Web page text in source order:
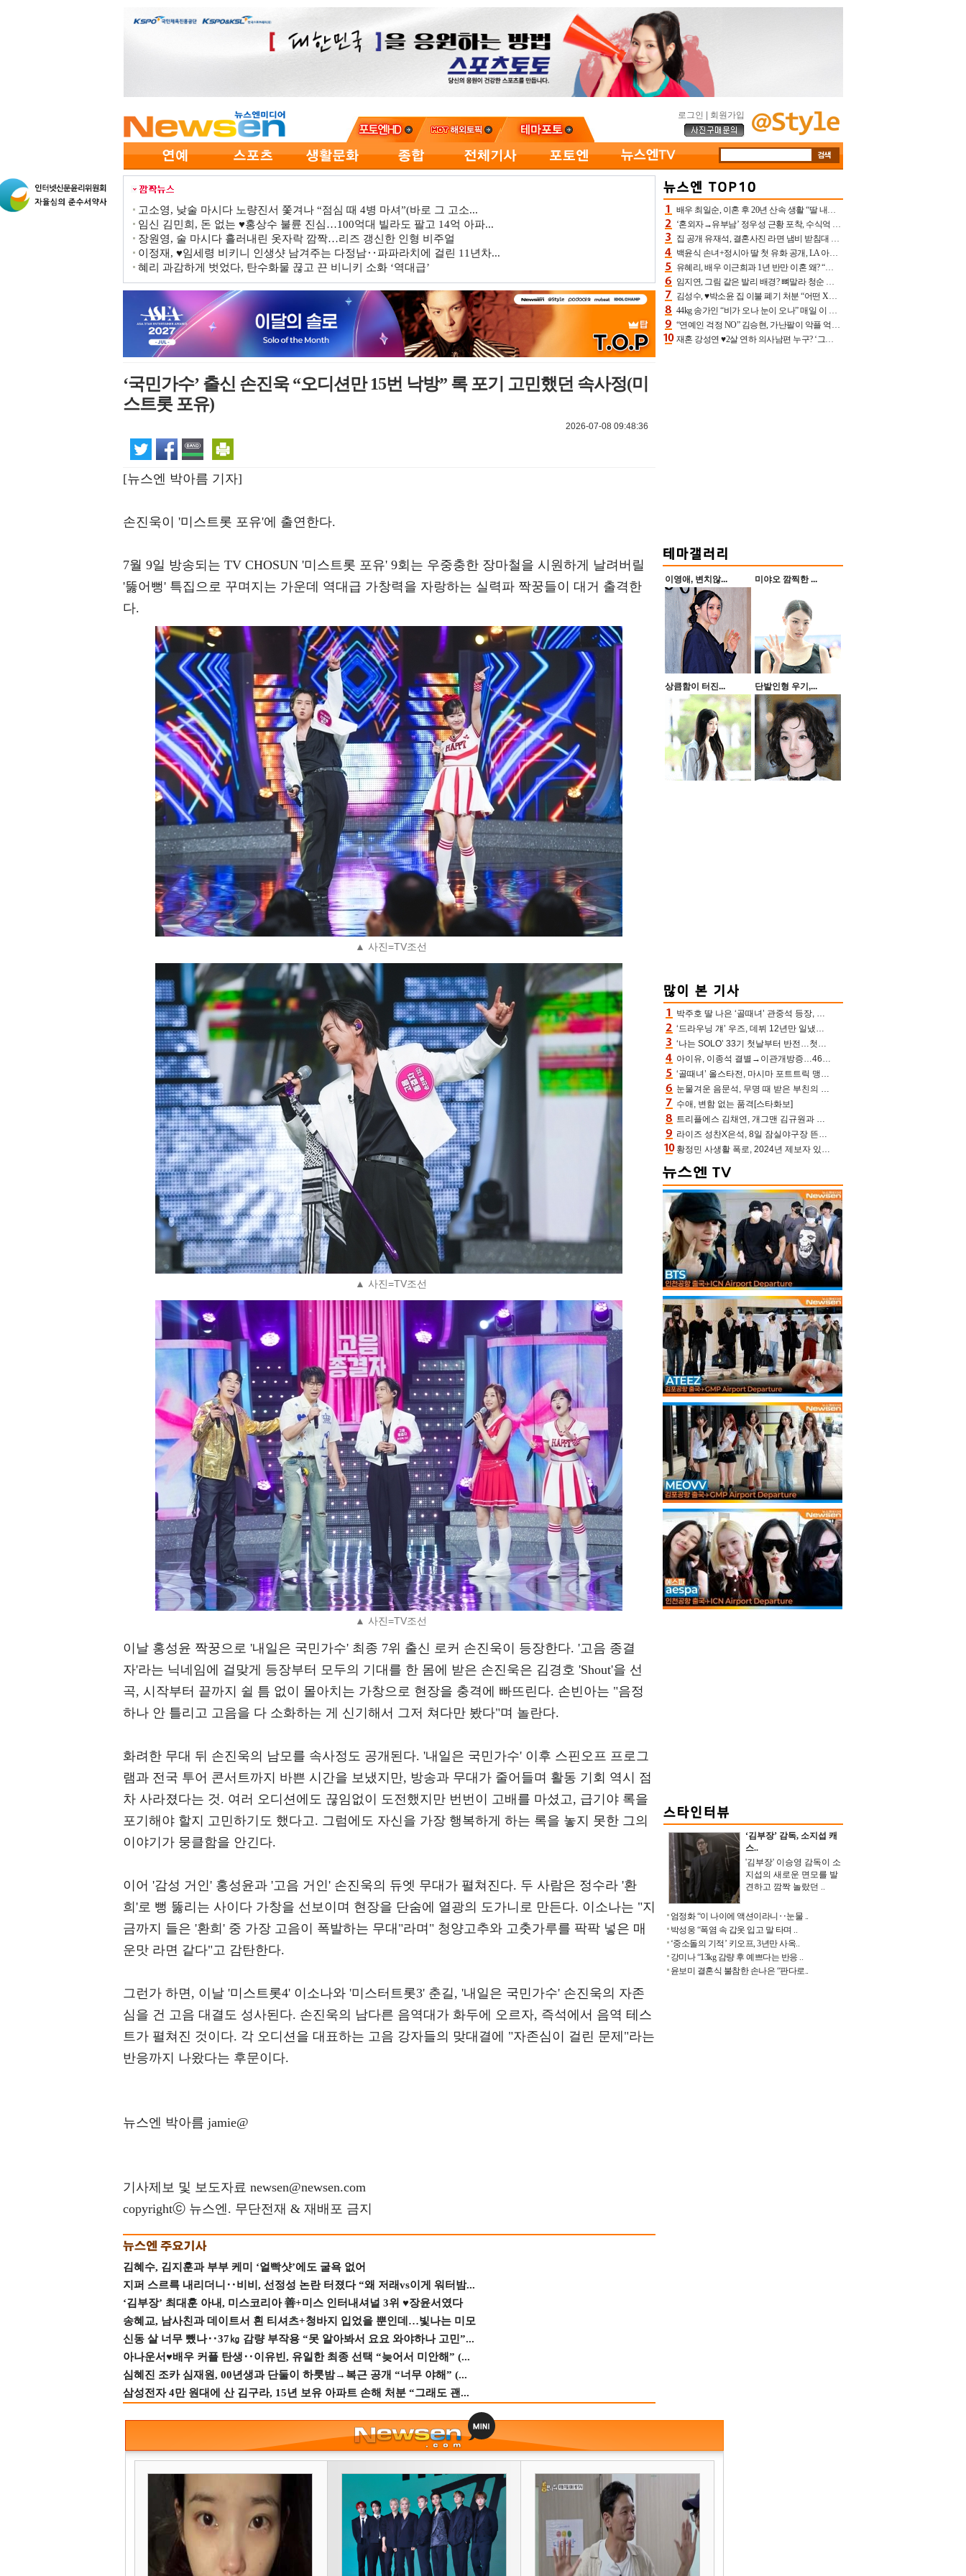
로그인 회원가입
고소영, 낮술 마시다 노량진서 쫓겨나 “점심 때 4병 마셔”(바로 그 고소...
임신 김민희, 돈 없는 ♥홍상수 불륜 진심…100억대 빌라도 팔고 14억 아파...
장원영, 술 마시다 흘러내린 옷자락 깜짝…리즈 갱신한 인형 비주얼
이정재, ♥임세령 비키니 인생샷 남겨주는 다정남‥파파라치에 걸린 11년차...
혜리 과감하게 벗었다, 탄수화물 끊고 끈 비니키 소화 ‘역대급’
‘국민가수’ 출신 손진욱 “오디션만 15번 낙방” 록 포기 고민했던 속사정(미
스트롯 포유)
2026-07-08 09:48:36
[뉴스엔 박아름 기자]
손진욱이 '미스트롯 포유'에 출연한다.
7월 9일 방송되는 TV CHOSUN '미스트롯 포유' 9회는 우중충한 장마철을 시원하게 날려버릴
'뚫어뻥' 특집으로 꾸며지는 가운데 역대급 가창력을 자랑하는 실력파 짝꿍들이 대거 출격한
다.
▲ 사진=TV조선
▲ 사진=TV조선
▲ 사진=TV조선
이날 홍성윤 짝꿍으로 '내일은 국민가수' 최종 7위 출신 로커 손진욱이 등장한다. '고음 종결
자'라는 닉네임에 걸맞게 등장부터 모두의 기대를 한 몸에 받은 손진욱은 김경호 'Shout'을 선
곡, 시작부터 끝까지 쉴 틈 없이 몰아치는 가창으로 현장을 충격에 빠뜨린다. 손빈아는 "음정
하나 안 틀리고 고음을 다 소화하는 게 신기해서 그저 쳐다만 봤다"며 놀란다.
화려한 무대 뒤 손진욱의 남모를 속사정도 공개된다. '내일은 국민가수' 이후 스핀오프 프로그
램과 전국 투어 콘서트까지 바쁜 시간을 보냈지만, 방송과 무대가 줄어들며 활동 기회 역시 점
차 사라졌다는 것. 여러 오디션에도 끊임없이 도전했지만 번번이 고배를 마셨고, 급기야 록을
포기해야 할지 고민하기도 했다고. 그럼에도 자신을 가장 행복하게 하는 록을 놓지 못한 그의
이야기가 뭉클함을 안긴다.
이어 '감성 거인' 홍성윤과 '고음 거인' 손진욱의 듀엣 무대가 펼쳐진다. 두 사람은 정수라 '환
희'로 뻥 뚫리는 사이다 가창을 선보이며 현장을 단숨에 열광의 도가니로 만든다. 이소나는 "지
금까지 들은 '환희' 중 가장 고음이 폭발하는 무대"라며" 청양고추와 고춧가루를 팍팍 넣은 매
운맛 라면 같다"고 감탄한다.
그런가 하면, 이날 '미스트롯4' 이소나와 '미스터트롯3' 춘길, '내일은 국민가수' 손진욱의 자존
심을 건 고음 대결도 성사된다. 손진욱의 남다른 음역대가 화두에 오르자, 즉석에서 음역 테스
트가 펼쳐진 것이다. 각 오디션을 대표하는 고음 강자들의 맞대결에 "자존심이 걸린 문제"라는
반응까지 나왔다는 후문이다.
뉴스엔 박아름 jamie@
기사제보 및 보도자료 newsen@newsen.com
copyrightⓒ 뉴스엔. 무단전재 & 재배포 금지
김혜수, 김지훈과 부부 케미 ‘얼빡샷’에도 굴욕 없어
지퍼 스르륵 내리더니‥비비, 선정성 논란 터졌다 “왜 저래vs이게 워터밤...
‘김부장’ 최대훈 아내, 미스코리아 善+미스 인터내셔널 3위 ♥장윤서였다
송혜교, 남사친과 데이트서 흰 티셔츠+청바지 입었을 뿐인데…빛나는 미모
신동 살 너무 뺐나‥37㎏ 감량 부작용 “못 알아봐서 요요 와야하나 고민”...
아나운서♥배우 커플 탄생‥이유빈, 유일한 최종 선택 “늦어서 미안해” (...
심혜진 조카 심재원, 00년생과 단둘이 하룻밤→복근 공개 “너무 야해” (...
삼성전자 4만 원대에 산 김구라, 15년 보유 아파트 손해 처분 “그래도 괜...
배우 최일순, 이혼 후 20년 산속 생활 “딸 내가 버렸다고 원망‥맘 아파”(특종)[어제TV]
‘혼외자→유부남’ 정우성 근황 포착, 수식억 해킹 피해 후배 만났다 “존경하는”
집 공개 유재석, 결혼사진 라면 냄비 받침대 되고 분노‥가족사진도 피해(놀뭐)[어제TV]
백윤식 손녀+정시아 딸 첫 유화 공개, LA 아트쇼→서울국제조각페스타 작가다운 수준급 실력
유혜리, 배우 이근희과 1년 반만 이혼 왜? “식칼 꽂고 의자 던져” 충격 폭로(특종)[어제TV]
임지연, 그림 같은 발리 배경? 뼈말라 청순 비키니 핏에 상대 안 되네
김성수, ♥박소윤 집 이불 폐기 처분 “어떤 X이랑 썼을지 몰라” 질투(신랑수업2)[어제TV]
44kg 송가인 “비가 오나 눈이 오나” 매일 이 운동, 허벅지 근육량 상승+체지방 감소
“연예인 걱정 NO” 김승현, 가난팔이 악플 억울할만‥아내+딸과 日 여행
재혼 강성연 ♥2살 연하 의사남편 누구? ‘그알’ 자문의에 훈남 비주얼 초엘리트 스펙 [종합]
이영애, 변치않... 미야오 깜찍한 ...
상큼함이 터진... 단발인형 우기,...
박주호 딸 나은 ‘골때녀’ 관중석 등장, 김민재 복제인간 보고 혼란 [결정적장면]
‘드라우닝 걔’ 우즈, 데뷔 12년만 일냈다…체조경기장 입성 확정
‘나는 SOLO’ 33기 첫날부터 반전…첫인상 0표 영호, 호감남 급부상
아이유, 이종석 결별→이관개방증…46장 꽉 채운 유애나 ♥ “열심히 사는 중”
‘골때녀’ 올스타전, 마시마 포트트릭 맹추격전 5:4 골 잔치 ‘짜릿’ [어제TV]
눈물겨운 음문석, 무명 때 받은 부친의 전재산→폐암 父 세상 떠나기 전 여행(유퀴즈)[어제TV]
수애, 변함 없는 품격[스타화보]
트리플에스 김채연, 개그맨 김규원과 함께 프리뷰쇼 진행 [포토엔HD]
라이즈 성찬X은석, 8일 잠실야구장 뜬다…시구 시타+특별공연까지
황정민 사생활 폭로, 2024년 제보자 있었나 “네가 회사에 전화했니” 녹취록 공개 파장
‘김부장’ 감독, 소지섭 캐
스..
'김부장' 이승영 감독이 소
지섭의 새로운 면모를 발
견하고 깜짝 놀랐던 ..
엄정화 “이 나이에 액션이라니‥눈물 ..
박성웅 “폭염 속 갑옷 입고 말 타며 ..
‘중소돌의 기적’ 키오프, 3년만 사옥..
강미나 “13kg 감량 후 예쁘다는 반응 ..
윤보미 결혼식 불참한 손나은 “판다로..